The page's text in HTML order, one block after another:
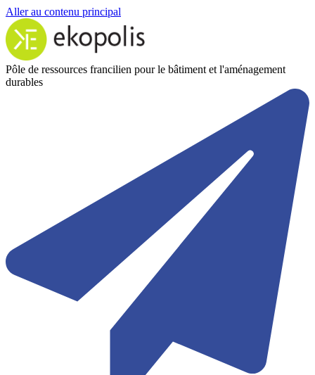
Aller au contenu principal
Pôle de ressources francilien pour le bâtiment et l'aménagement
durables